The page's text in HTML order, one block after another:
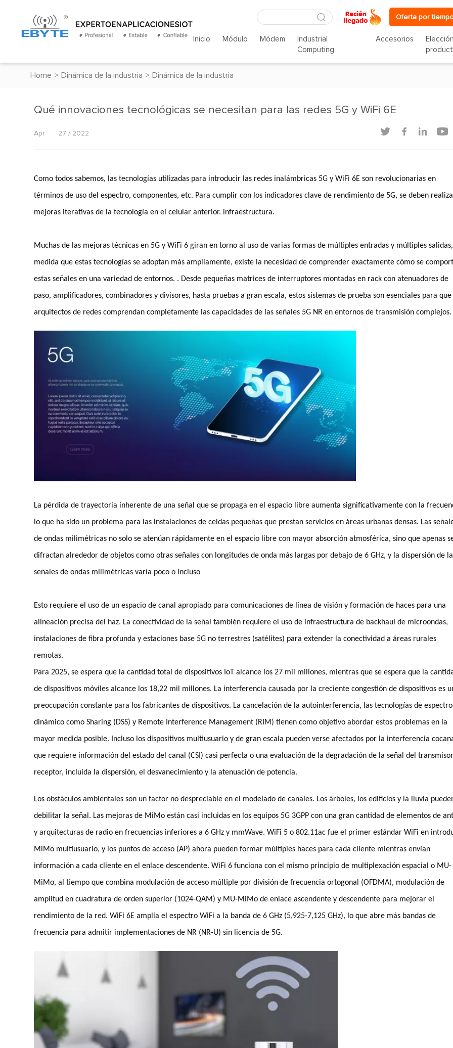
Oferta por
Inicio Módulo Módem
Industrial
Computing
Accesorios
Home > Dinámica de la industria > Dinámica de la industria
Qué innovaciones tecnológicas se necesitan para las redes 5G y WiFi 6E
Apr 27 / 2022    
Como todos sabemos, las tecnologías utilizadas para introducir las redes inalámbricas 5G y WiFi 6E son revolucionarias en
términos de uso del espectro, componentes, etc. Para cumplir con los indicadores clave de rendimiento de 5G, se deben
mejoras iterativas de la tecnología en el celular anterior. infraestructura.
Muchas de las mejoras técnicas en 5G y WiFi 6 giran en torno al uso de varias formas de múltiples entradas y múltiples
medida que estas tecnologías se adoptan más ampliamente, existe la necesidad de comprender exactamente cómo se
estas señales en una variedad de entornos. . Desde pequeñas matrices de interruptores montadas en rack con atenuadores de
paso, amplificadores, combinadores y divisores, hasta pruebas a gran escala, estos sistemas de prueba son esenciales para que
arquitectos de redes comprendan completamente las capacidades de las señales 5G NR en entornos de transmisión complejos.
La pérdida de trayectoria inherente de una señal que se propaga en el espacio libre aumenta significativamente con la
lo que ha sido un problema para las instalaciones de celdas pequeñas que prestan servicios en áreas urbanas densas. Las
de ondas milimétricas no solo se atenúan rápidamente en el espacio libre con mayor absorción atmosférica, sino que apenas
difractan alrededor de objetos como otras señales con longitudes de onda más largas por debajo de 6 GHz, y la dispersión de
señales de ondas milimétricas varía poco o incluso
Esto requiere el uso de un espacio de canal apropiado para comunicaciones de línea de visión y formación de haces para una
alineación precisa del haz. La conectividad de la señal también requiere el uso de infraestructura de backhaul de microondas,
instalaciones de fibra profunda y estaciones base 5G no terrestres (satélites) para extender la conectividad a áreas rurales
remotas.
Para 2025, se espera que la cantidad total de dispositivos IoT alcance los 27 mil millones, mientras que se espera que la
de dispositivos móviles alcance los 18,22 mil millones. La interferencia causada por la creciente congestión de dispositivos es
preocupación constante para los fabricantes de dispositivos. La cancelación de la autointerferencia, las tecnologías de espectro
dinámico como Sharing (DSS) y Remote Interference Management (RIM) tienen como objetivo abordar estos problemas en la
mayor medida posible. Incluso los dispositivos multiusuario y de gran escala pueden verse afectados por la interferencia
que requiere información del estado del canal (CSI) casi perfecta o una evaluación de la degradación de la señal del transmisor
receptor, incluida la dispersión, el desvanecimiento y la atenuación de potencia.
Los obstáculos ambientales son un factor no despreciable en el modelado de canales. Los árboles, los edificios y la lluvia
debilitar la señal. Las mejoras de MiMo están casi incluidas en los equipos 5G 3GPP con una gran cantidad de elementos de
y arquitecturas de radio en frecuencias inferiores a 6 GHz y mmWave. WiFi 5 o 802.11ac fue el primer estándar WiFi en
MiMo multiusuario, y los puntos de acceso (AP) ahora pueden formar múltiples haces para cada cliente mientras envían
información a cada cliente en el enlace descendente. WiFi 6 funciona con el mismo principio de multiplexación espacial o MU-
MiMo, al tiempo que combina modulación de acceso múltiple por división de frecuencia ortogonal (OFDMA), modulación de
amplitud en cuadratura de orden superior (1024-QAM) y MU-MiMo de enlace ascendente y descendente para mejorar el
rendimiento de la red. WiFi 6E amplía el espectro WiFi a la banda de 6 GHz (5,925-7,125 GHz), lo que abre más bandas de
frecuencia para admitir implementaciones de NR (NR-U) sin licencia de 5G.